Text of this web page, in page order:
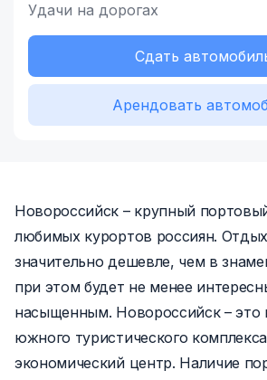
Удачи на дорогах
Сдать
Арендовать
Новороссийск – крупный
любимых курортов россиян.
значительно дешевле, чем в
при этом будет не менее
насыщенным. Новороссийск – это
южного туристического
экономический центр. Наличие